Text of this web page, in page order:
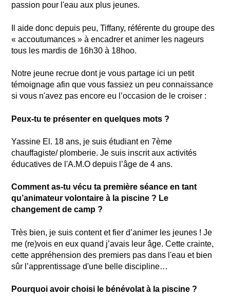
passion pour l'eau aux plus jeunes.
Il aide donc depuis peu, Tiffany, référente du groupe des
« accoutumances » à encadrer et animer les nageurs
tous les mardis de 16h30 à 18hoo.
Notre jeune recrue dont je vous partage ici un petit
témoignage afin que vous fassiez un peu connaissance
si vous n'avez pas encore eu l’occasion de le croiser :
Peux-tu te présenter en quelques mots ?
Yassine El. 18 ans, je suis étudiant en 7ème
chauffagiste/ plomberie. Je suis inscrit aux activités
éducatives de l'A.M.O depuis l’âge de 4 ans.
Comment as-tu vécu ta première séance en tant
qu’animateur volontaire à la piscine ? Le
changement de camp ?
Très bien, je suis content et fier d’animer les jeunes ! Je
me (re)vois en eux quand j’avais leur âge. Cette crainte,
cette appréhension des premiers pas dans l'eau et bien
sûr l’apprentissage d'une belle discipline…
Pourquoi avoir choisi le bénévolat à la piscine ?